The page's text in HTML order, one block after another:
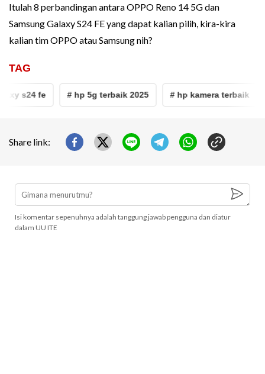
Itulah 8 perbandingan antara OPPO Reno 14 5G dan
Samsung Galaxy S24 FE yang dapat kalian pilih, kira-kira
kalian tim OPPO atau Samsung nih?
TAG
s24 fe # hp 5g terbaik 2025 # hp kamera terbaik
Share link:
Isi komentar sepenuhnya adalah tanggung jawab pengguna dan diatur
dalam UU ITE